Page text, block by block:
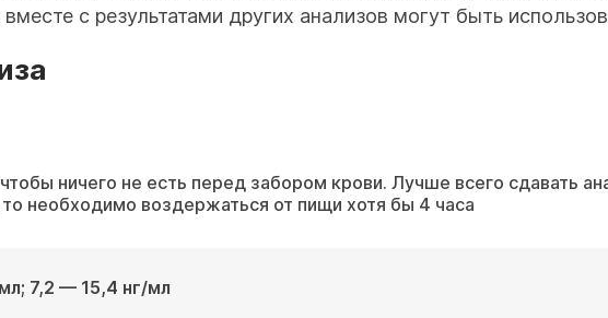
с результатами других анализов могут быть
ничего не есть перед забором крови. Лучше всего сдавать
необходимо воздержаться от пищи хотя бы 4 часа
7,2 — 15,4 нг/мл